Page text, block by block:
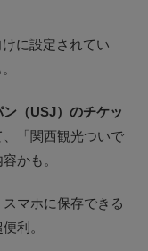
に設定されてい
（USJ）のチケッ
「関西観光ついで
かも​。
スマホに保存できる
利。